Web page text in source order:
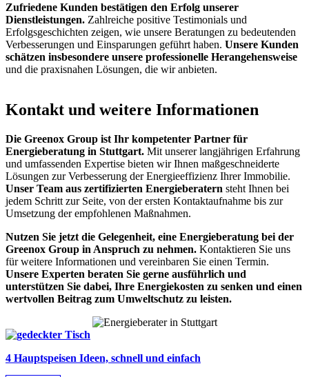
Zufriedene Kunden bestätigen den Erfolg unserer
Dienstleistungen. Zahlreiche positive Testimonials und
Erfolgsgeschichten zeigen, wie unsere Beratungen zu bedeutenden
Verbesserungen und Einsparungen geführt haben. Unsere Kunden
schätzen insbesondere unsere professionelle Herangehensweise
und die praxisnahen Lösungen, die wir anbieten.
Kontakt und weitere Informationen
Die Greenox Group ist Ihr kompetenter Partner für
Energieberatung in Stuttgart. Mit unserer langjährigen Erfahrung
und umfassenden Expertise bieten wir Ihnen maßgeschneiderte
Lösungen zur Verbesserung der Energieeffizienz Ihrer Immobilie.
Unser Team aus zertifizierten Energieberatern steht Ihnen bei
jedem Schritt zur Seite, von der ersten Kontaktaufnahme bis zur
Umsetzung der empfohlenen Maßnahmen.
Nutzen Sie jetzt die Gelegenheit, eine Energieberatung bei der
Greenox Group in Anspruch zu nehmen. Kontaktieren Sie uns
für weitere Informationen und vereinbaren Sie einen Termin.
Unsere Experten beraten Sie gerne ausführlich und
unterstützen Sie dabei, Ihre Energiekosten zu senken und einen
wertvollen Beitrag zum Umweltschutz zu leisten.
4 Hauptspeisen Ideen, schnell und einfach